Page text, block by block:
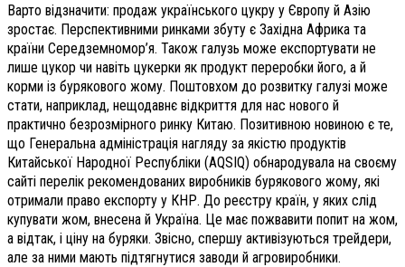
Варто відзначити: продаж українського цукру у Європу й Азію
зростає. Перспективними ринками збуту є Західна Африка та
країни Середземномор’я. Також галузь може експортувати не
лише цукор чи навіть цукерки як продукт переробки його, а й
корми із бурякового жому. Поштовхом до розвитку галузі може
стати, наприклад, нещодавнє відкриття для нас нового й
практично безрозмірного ринку Китаю. Позитивною новиною є те,
що Генеральна адміністрація нагляду за якістю продуктів
Китайської Народної Республіки (AQSIQ) обнародувала на своєму
сайті перелік рекомендованих виробників бурякового жому, які
отримали право експорту у КНР. До реєстру країн, у яких слід
купувати жом, внесена й Україна. Це має пожвавити попит на жом,
а відтак, і ціну на буряки. Звісно, спершу активізуються трейдери,
але за ними мають підтягнутися заводи й агровиробники.